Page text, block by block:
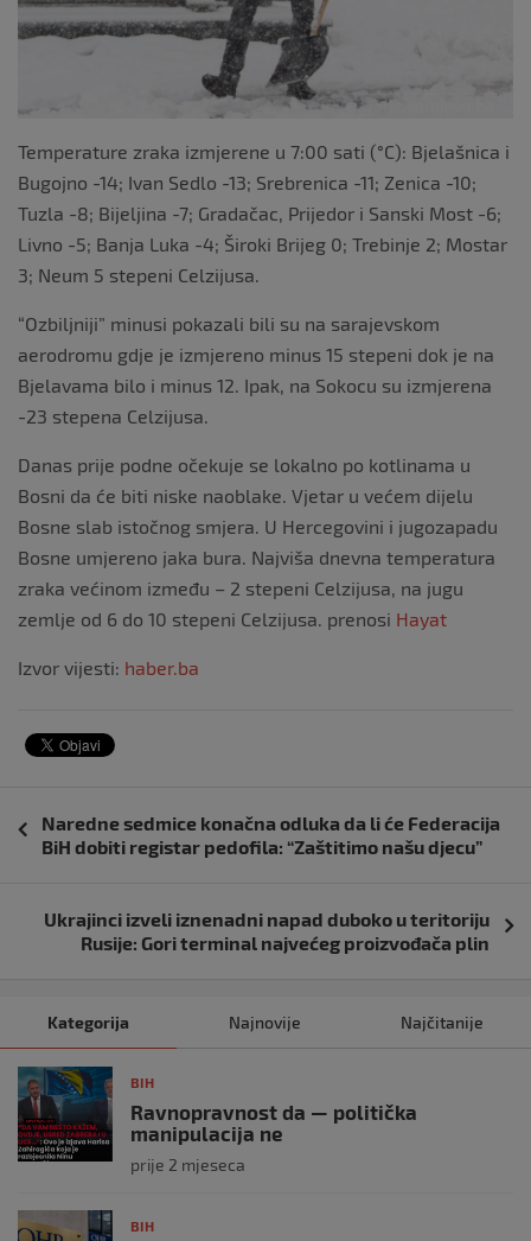
Temperature zraka izmjerene u 7:00 sati (°C): Bjelašnica i
Bugojno -14; Ivan Sedlo -13; Srebrenica -11; Zenica -10;
Tuzla -8; Bijeljina -7; Gradačac, Prijedor i Sanski Most -6;
Livno -5; Banja Luka -4; Široki Brijeg 0; Trebinje 2; Mostar
3; Neum 5 stepeni Celzijusa.
“Ozbiljniji” minusi pokazali bili su na sarajevskom
aerodromu gdje je izmjereno minus 15 stepeni dok je na
Bjelavama bilo i minus 12. Ipak, na Sokocu su izmjerena
-23 stepena Celzijusa.
Danas prije podne očekuje se lokalno po kotlinama u
Bosni da će biti niske naoblake. Vjetar u većem dijelu
Bosne slab istočnog smjera. U Hercegovini i jugozapadu
Bosne umjereno jaka bura. Najviša dnevna temperatura
zraka većinom između – 2 stepeni Celzijusa, na jugu
zemlje od 6 do 10 stepeni Celzijusa. prenosi Hayat
Izvor vijesti: haber.ba
objava
Naredne sedmice konačna odluka da li će Federacija
BiH dobiti registar pedofila: “Zaštitimo našu djecu”
Ukrajinci izveli iznenadni napad duboko u teritoriju
Rusije: Gori terminal najvećeg proizvođača plin
Kategorija Najnovije Najčitanije
BIH
Ravnopravnost da — politička
manipulacija ne
prije 2 mjeseca
BIH